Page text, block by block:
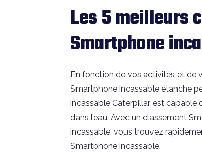
Les 5 meilleurs
Smartphone
En fonction de vos activités et de
Smartphone incassable étanche
incassable Caterpillar est capable
dans l’eau. Avec un classement
incassable, vous trouvez
Smartphone incassable.